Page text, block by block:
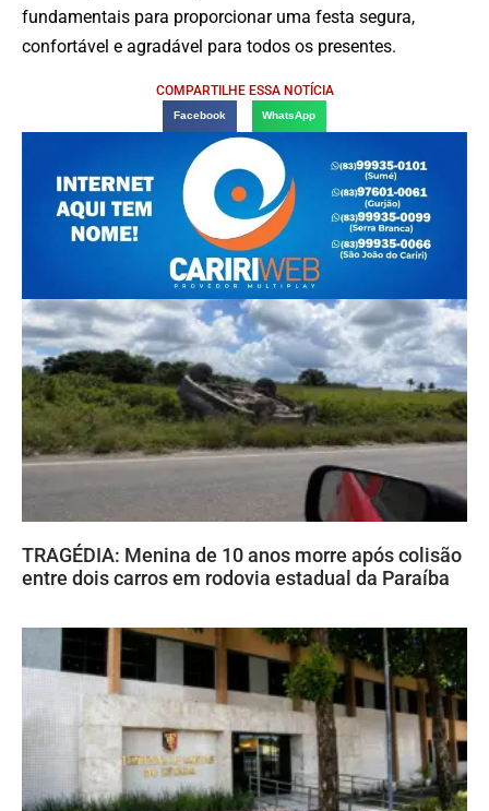
fundamentais para proporcionar uma festa segura,
confortável e agradável para todos os presentes.
COMPARTILHE ESSA NOTÍCIA
Facebook WhatsApp
TRAGÉDIA: Menina de 10 anos morre após colisão
entre dois carros em rodovia estadual da Paraíba